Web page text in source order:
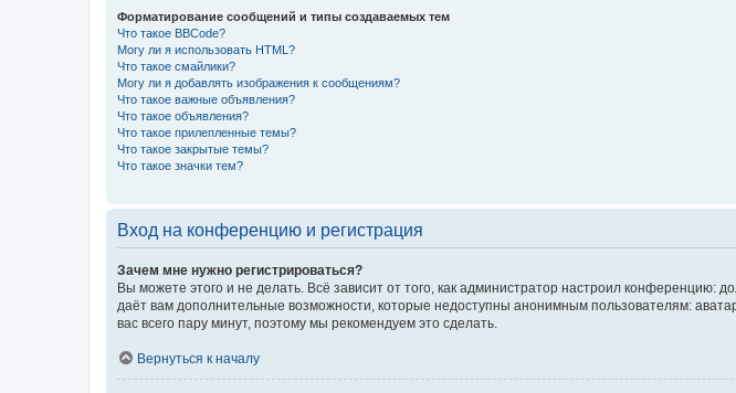
Форматирование сообщений и типы создаваемых тем
Что такое BBCode?
Могу ли я использовать HTML?
Что такое смайлики?
Могу ли я добавлять изображения к сообщениям?
Что такое важные объявления?
Что такое объявления?
Что такое прилепленные темы?
Что такое закрытые темы?
Что такое значки тем?
Вход на конференцию и регистрация
Зачем мне нужно регистрироваться?
Вы можете этого и не делать. Всё зависит от того, как администратор настроил
даёт вам дополнительные возможности, которые недоступны анонимным пользователям:
вас всего пару минут, поэтому мы рекомендуем это сделать.
Вернуться к началу